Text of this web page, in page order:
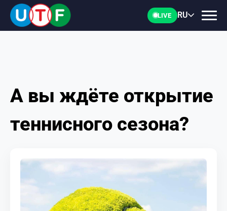
LIVE RU
ГЛАВНАЯ
ФТУ
ПЕРСОНАЛИИ
А вы ждёте открытие
теннисного сезона?